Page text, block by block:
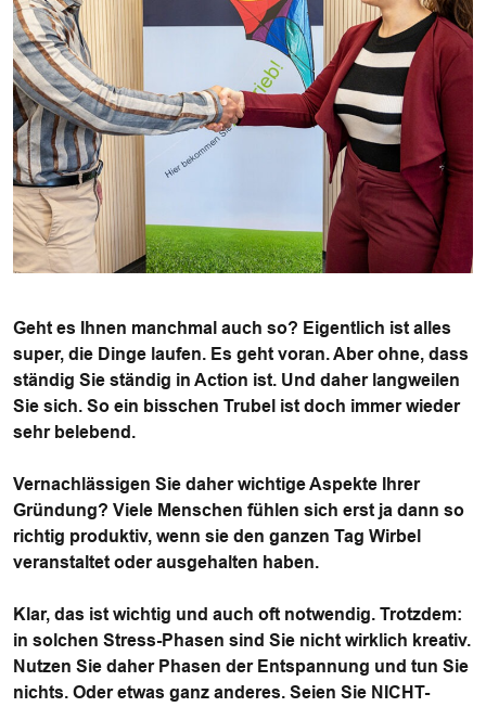
Geht es Ihnen manchmal auch so? Eigentlich ist alles
super, die Dinge laufen. Es geht voran. Aber ohne, dass
ständig Sie ständig in Action ist. Und daher langweilen
Sie sich. So ein bisschen Trubel ist doch immer wieder
sehr belebend.
Vernachlässigen Sie daher wichtige Aspekte Ihrer
Gründung? Viele Menschen fühlen sich erst ja dann so
richtig produktiv, wenn sie den ganzen Tag Wirbel
veranstaltet oder ausgehalten haben.
Klar, das ist wichtig und auch oft notwendig. Trotzdem:
in solchen Stress-Phasen sind Sie nicht wirklich kreativ.
Nutzen Sie daher Phasen der Entspannung und tun Sie
nichts. Oder etwas ganz anderes. Seien Sie NICHT-